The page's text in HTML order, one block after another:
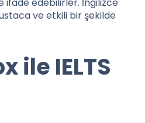
ve etkili bir şekilde
ile IELTS